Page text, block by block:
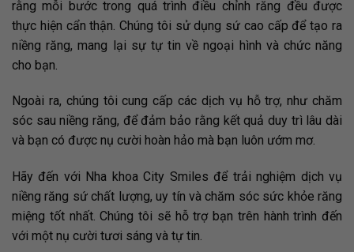
rằng mỗi bước trong quá trình điều chỉnh răng đều được
thực hiện cẩn thận. Chúng tôi sử dụng sứ cao cấp để tạo ra
niềng răng, mang lại sự tự tin về ngoại hình và chức năng
cho bạn.
Ngoài ra, chúng tôi cung cấp các dịch vụ hỗ trợ, như chăm
sóc sau niềng răng, để đảm bảo rằng kết quả duy trì lâu dài
và bạn có được nụ cười hoàn hảo mà bạn luôn ướm mơ.
Hãy đến với Nha khoa City Smiles để trải nghiệm dịch vụ
niềng răng sứ chất lượng, uy tín và chăm sóc sức khỏe răng
miệng tốt nhất. Chúng tôi sẽ hỗ trợ bạn trên hành trình đến
với một nụ cười tươi sáng và tự tin.